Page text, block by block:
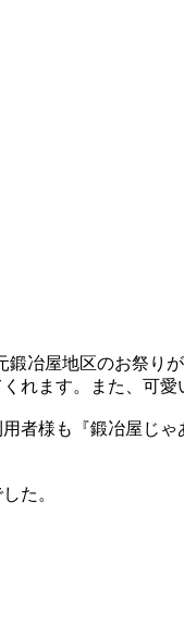
冶屋地区のお祭りが
れます。また、可
者様も『鍛冶屋じ
た。